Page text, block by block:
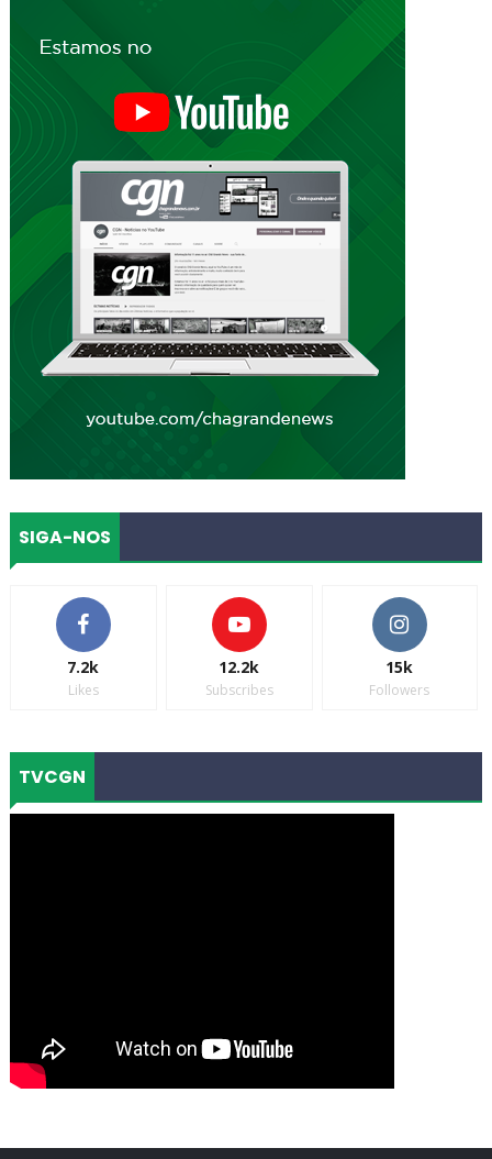
SIGA-NOS
7.2k
Likes
12.2k
Subscribes
15k
Followers
TVCGN